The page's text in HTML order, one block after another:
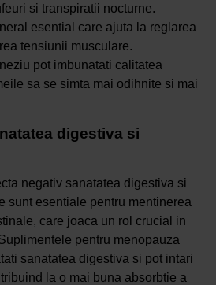
si transpiratii nocturne.
esential care ajuta la reglarea
tensiunii musculare.
pot imbunatati calitatea
sa se simta mai odihnite si mai
digestiva si
negativ sanatatea digestiva si
sunt esentiale pentru mentinerea
care joaca un rol crucial in
pentru menopauza
sanatatea digestiva si pot intari
la o mai buna absorbtie a